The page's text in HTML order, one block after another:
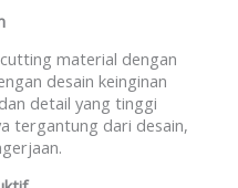
material dengan
desain keinginan
detail yang tinggi
tergantung dari desain,